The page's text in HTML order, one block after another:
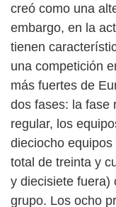
creó como una
embargo, en la
tienen
una competición
más fuertes de
dos fases: la fase
regular, los
dieciocho
total de treinta y
y diecisiete fuera)
grupo. Los ocho